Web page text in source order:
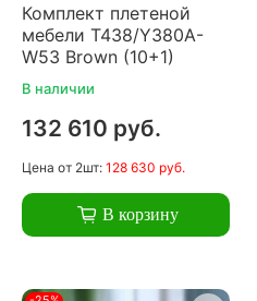
Комплект плетеной
мебели T438/Y380A-
W53 Brown (10+1)
В наличии
132 610 руб.
Цена от 2шт: 128 630 руб.
В корзину